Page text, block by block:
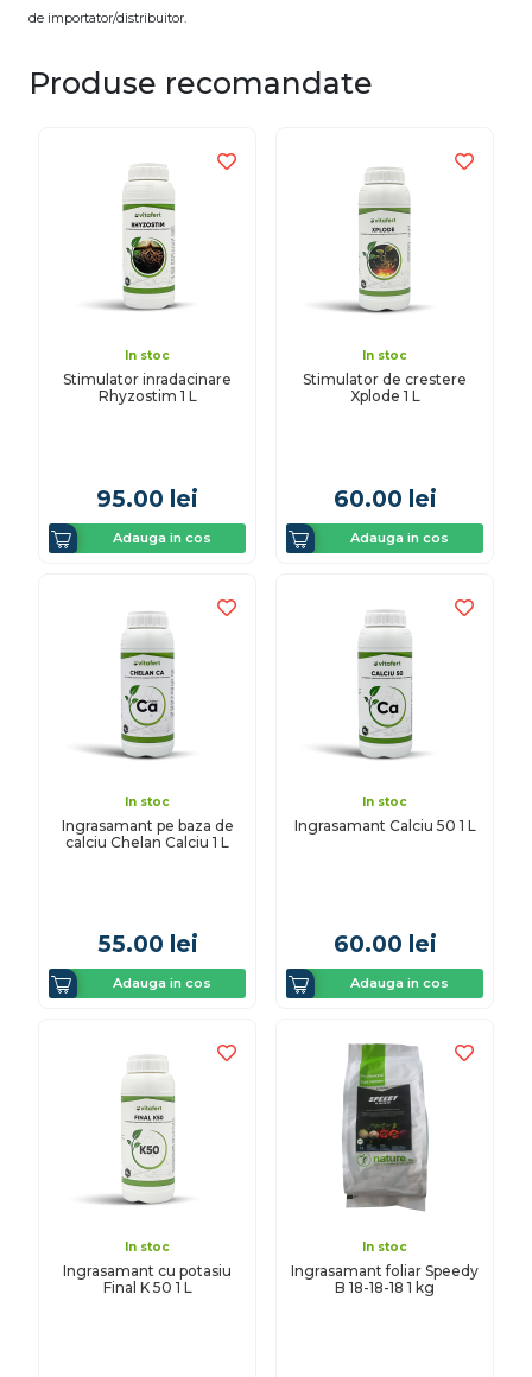
de importator/distribuitor.
Produse recomandate
In stoc
Stimulator inradacinare
Rhyzostim 1 L
95.00 lei
Adauga in cos
In stoc
Stimulator de crestere
Xplode 1 L
60.00 lei
Adauga in cos
In stoc
Ingrasamant pe baza de
calciu Chelan Calciu 1 L
55.00 lei
Adauga in cos
In stoc
Ingrasamant Calciu 50 1 L
60.00 lei
Adauga in cos
In stoc
Ingrasamant cu potasiu
Final K 50 1 L
In stoc
Ingrasamant foliar Speedy
B 18-18-18 1 kg